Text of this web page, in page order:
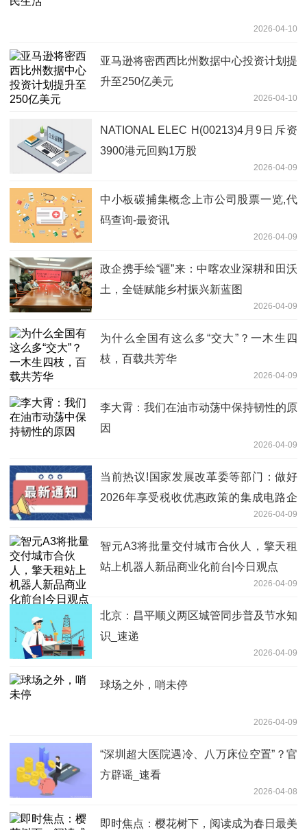
2026-04-10
亚马逊将密西西比州数据中心投资计划提
升至250亿美元
2026-04-10
NATIONAL ELEC H(00213)4月9日斥资
3900港元回购1万股
2026-04-09
中小板碳捕集概念上市公司股票一览,代
码查询-最资讯
2026-04-09
政企携手绘“疆”来：中喀农业深耕和田沃
土，全链赋能乡村振兴新蓝图
2026-04-09
为什么全国有这么多“交大”？一木生四
枝，百载共芳华
2026-04-09
李大霄：我们在油市动荡中保持韧性的原
因
2026-04-09
当前热议!国家发展改革委等部门：做好
2026年享受税收优惠政策的集成电路企
业或项目、软件企业清单制定工作2026-04-09
智元A3将批量交付城市合伙人，擎天租
站上机器人新品商业化前台|今日观点
2026-04-09
北京：昌平顺义两区城管同步普及节水知
识_速递
2026-04-09
球场之外，哨未停
2026-04-09
“深圳超大医院遇冷、八万床位空置”？官
方辟谣_速看
2026-04-08
即时焦点：樱花树下，阅读成为春日最美